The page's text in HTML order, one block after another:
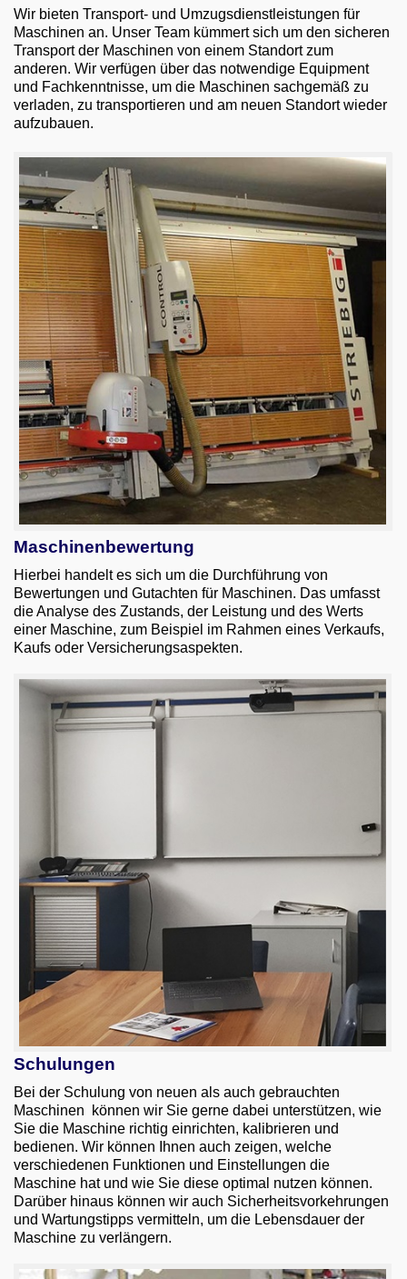
Wir bieten Transport- und Umzugsdienstleistungen für
Maschinen an. Unser Team kümmert sich um den sicheren
Transport der Maschinen von einem Standort zum
anderen. Wir verfügen über das notwendige Equipment
und Fachkenntnisse, um die Maschinen sachgemäß zu
verladen, zu transportieren und am neuen Standort wieder
aufzubauen.
Maschinenbewertung
Hierbei handelt es sich um die Durchführung von
Bewertungen und Gutachten für Maschinen. Das umfasst
die Analyse des Zustands, der Leistung und des Werts
einer Maschine, zum Beispiel im Rahmen eines Verkaufs,
Kaufs oder Versicherungsaspekten.
Schulungen
Bei der Schulung von neuen als auch gebrauchten
Maschinen können wir Sie gerne dabei unterstützen, wie
Sie die Maschine richtig einrichten, kalibrieren und
bedienen. Wir können Ihnen auch zeigen, welche
verschiedenen Funktionen und Einstellungen die
Maschine hat und wie Sie diese optimal nutzen können.
Darüber hinaus können wir auch Sicherheitsvorkehrungen
und Wartungstipps vermitteln, um die Lebensdauer der
Maschine zu verlängern.